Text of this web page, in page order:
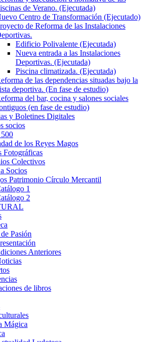
de Verano. (Ejecutada)
Centro de Transformación (Ejecutado)
de Reforma de las Instalaciones
Edificio Polivalente (Ejecutada)
Nueva entrada a las Instalaciones
Deportivas. (Ejecutada)
Piscina climatizada. (Ejecutada)
de las dependencias situadas bajo la
deportiva. (En fase de estudio)
del bar, cocina y salones sociales
(en fase de estudio)
y Boletines Digitales
socios
de los Reyes Magos
Fotográficas
Colectivos
Socios
Patrimonio Círculo Mercantil
1
2
Pasión
Anteriores
de libros
Mágica